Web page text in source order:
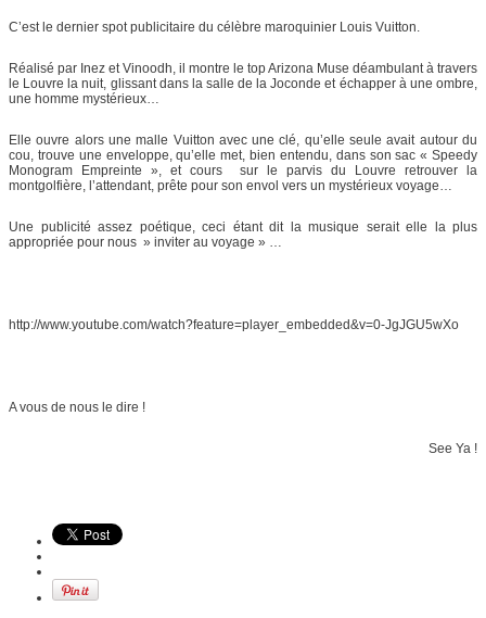
C’est le dernier spot publicitaire du célèbre maroquinier Louis Vuitton.
Réalisé par Inez et Vinoodh, il montre le top Arizona Muse déambulant à travers
le Louvre la nuit, glissant dans la salle de la Joconde et échapper à une ombre,
une homme mystérieux…
Elle ouvre alors une malle Vuitton avec une clé, qu’elle seule avait autour du
cou, trouve une enveloppe, qu’elle met, bien entendu, dans son sac « Speedy
Monogram Empreinte », et cours sur le parvis du Louvre retrouver la
montgolfière, l’attendant, prête pour son envol vers un mystérieux voyage…
Une publicité assez poétique, ceci étant dit la musique serait elle la plus
appropriée pour nous » inviter au voyage » …
http://www.youtube.com/watch?feature=player_embedded&v=0-JgJGU5wXo
A vous de nous le dire !
See Ya !